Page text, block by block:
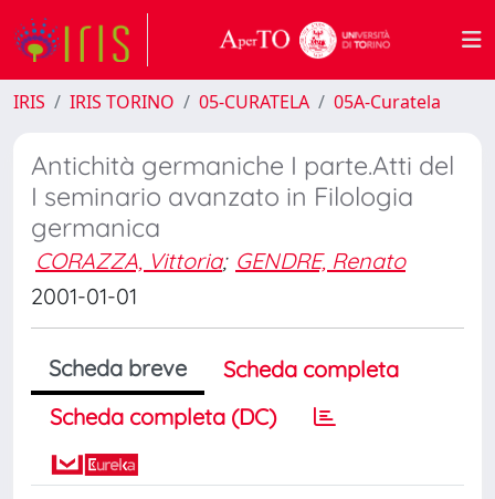
IRIS IRIS TORINO 05-CURATELA 05A-Curatela
Antichità germaniche I parte.Atti del
I seminario avanzato in Filologia
germanica
CORAZZA, Vittoria; GENDRE, Renato
2001-01-01
Scheda breve
Scheda completa
Scheda completa (DC)